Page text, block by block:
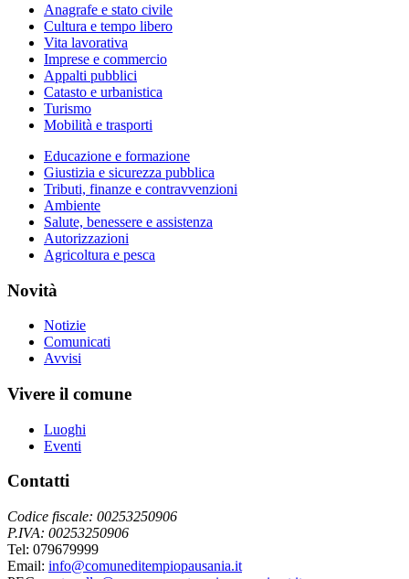
Anagrafe e stato civile
Cultura e tempo libero
Vita lavorativa
Imprese e commercio
Appalti pubblici
Catasto e urbanistica
Turismo
Mobilità e trasporti
Educazione e formazione
Giustizia e sicurezza pubblica
Tributi, finanze e contravvenzioni
Ambiente
Salute, benessere e assistenza
Autorizzazioni
Agricoltura e pesca
Novità
Notizie
Comunicati
Avvisi
Vivere il comune
Luoghi
Eventi
Contatti
Codice fiscale: 00253250906
P.IVA: 00253250906
Tel: 079679999
Email: info@comuneditempiopausania.it